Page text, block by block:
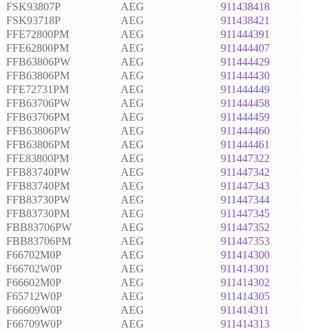
FSK93807P
AEG
911438418
FSK93718P
AEG
911438421
FFE72800PM
AEG
911444391
FFE62800PM
AEG
911444407
FFB63806PW
AEG
911444429
FFB63806PM
AEG
911444430
FFE72731PM
AEG
911444449
FFB63706PW
AEG
911444458
FFB63706PM
AEG
911444459
FFB63806PW
AEG
911444460
FFB63806PM
AEG
911444461
FFE83800PM
AEG
911447322
FFB83740PW
AEG
911447342
FFB83740PM
AEG
911447343
FFB83730PW
AEG
911447344
FFB83730PM
AEG
911447345
FBB83706PW
AEG
911447352
FBB83706PM
AEG
911447353
F66702M0P
AEG
911414300
F66702W0P
AEG
911414301
F66602M0P
AEG
911414302
F65712W0P
AEG
911414305
F66609W0P
AEG
911414311
F66709W0P
AEG
911414313